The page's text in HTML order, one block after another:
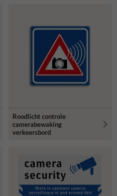
Roodlicht controle
camerabewaking
verkeersbord